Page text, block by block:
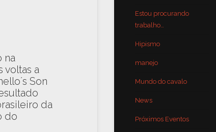
na
voltas a
Son
da
do
Estou procurando
trabalho…
Hipismo
manejo
Mundo do cavalo
News
Próximos Eventos